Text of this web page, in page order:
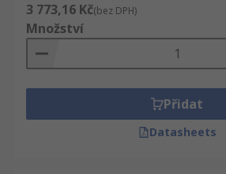
3 773,16 Kč(bez DPH)
Množství
Přidat
Datasheets